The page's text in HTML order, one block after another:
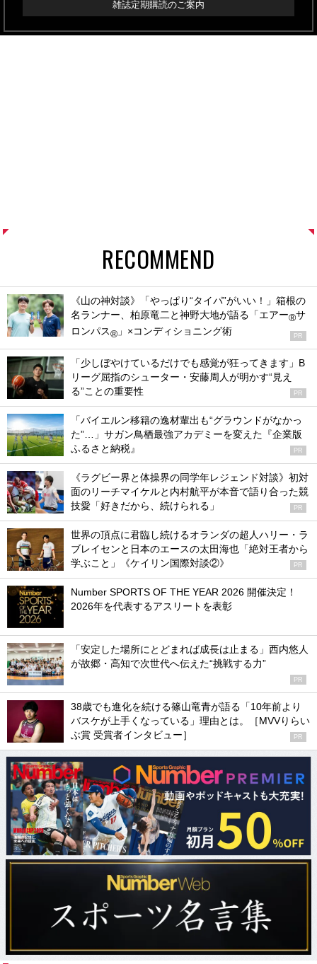
雑誌定期購読のご案内
RECOMMEND
《山の神対談》「やっぱり“タイパ”がいい！」箱根の
名ランナー、柏原竜二と神野大地が語る「エアー®サ
ロンパス® 」×コンディショニング術 PR
「少しぼやけているだけでも感覚が狂ってきます」B
リーグ屈指のシューター・安藤周人が明かす“見え
る”ことの重要性
PR
「バイエルン移籍の逸材輩出も“グラウンドがなかっ
た”…」サガン鳥栖最強アカデミーを変えた『企業版
ふるさと納税』
PR
《ラグビー界と体操界の同学年レジェンド対談》初対
面のリーチマイケルと内村航平が本音で語り合った競
技愛「好きだから、続けられる」
PR
世界の頂点に君臨し続けるオランダの超人ハリー・ラ
ブレイセンと日本のエースの太田海也「絶対王者から
学ぶこと」《ケイリン国際対談②》
PR
Number SPORTS OF THE YEAR 2026 開催決定！
2026年を代表するアスリートを表彰
「安定した場所にとどまれば成長は止まる」西内悠人
が故郷・高知で次世代へ伝えた“挑戦する力”
PR
38歳でも進化を続ける篠山竜青が語る「10年前より
バスケが上手くなっている」理由とは。［MVVりらい
ぶ賞 受賞者インタビュー］
PR